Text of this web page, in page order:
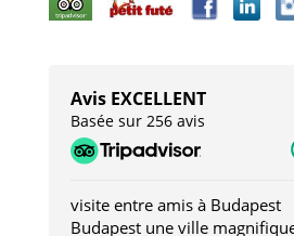
Avis EXCELLENT
Basée sur 256 avis
visite entre amis à Budapest
Budapest une ville